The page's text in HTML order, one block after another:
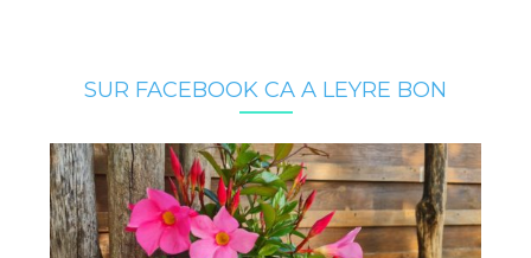
SUR FACEBOOK CA A LEYRE BON